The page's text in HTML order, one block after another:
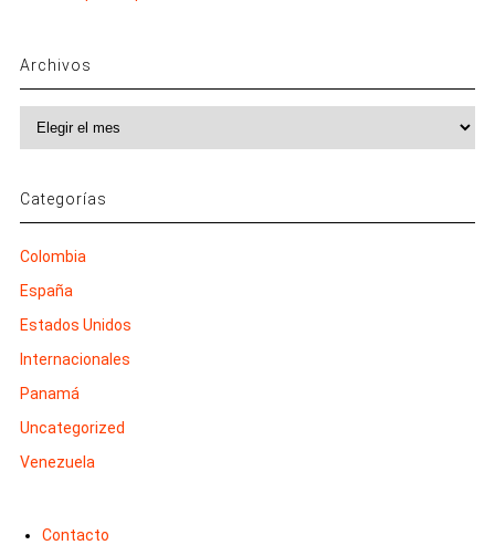
Archivos
Categorías
Colombia
España
Estados Unidos
Internacionales
Panamá
Uncategorized
Venezuela
Contacto